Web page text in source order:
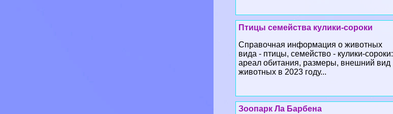
Птицы семейства кулики-сороки
Справочная информация о животных
вида - птицы, семейство - кулики-сороки:
ареал обитания, размеры, внешний вид
животных в 2023 году...
Зоопарк Ла Барбена